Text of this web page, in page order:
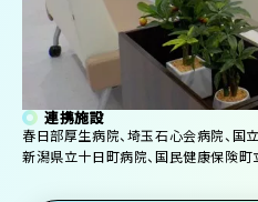
連携施設
春日部厚生病院、埼玉石心会病院、国
新潟県立十日町病院、国民健康保険